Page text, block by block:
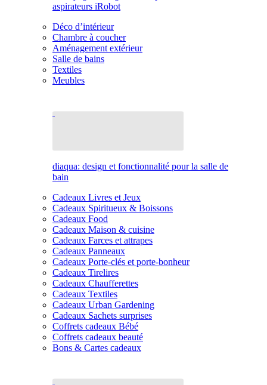
aspirateurs iRobot
Déco d’intérieur
Chambre à coucher
Aménagement extérieur
Salle de bains
Textiles
Meubles
diaqua: design et fonctionnalité pour la salle de
bain
Cadeaux Livres et Jeux
Cadeaux Spiritueux & Boissons
Cadeaux Food
Cadeaux Maison & cuisine
Cadeaux Farces et attrapes
Cadeaux Panneaux
Cadeaux Porte-clés et porte-bonheur
Cadeaux Tirelires
Cadeaux Chaufferettes
Cadeaux Textiles
Cadeaux Urban Gardening
Cadeaux Sachets surprises
Coffrets cadeaux Bébé
Coffrets cadeaux beauté
Bons & Cartes cadeaux